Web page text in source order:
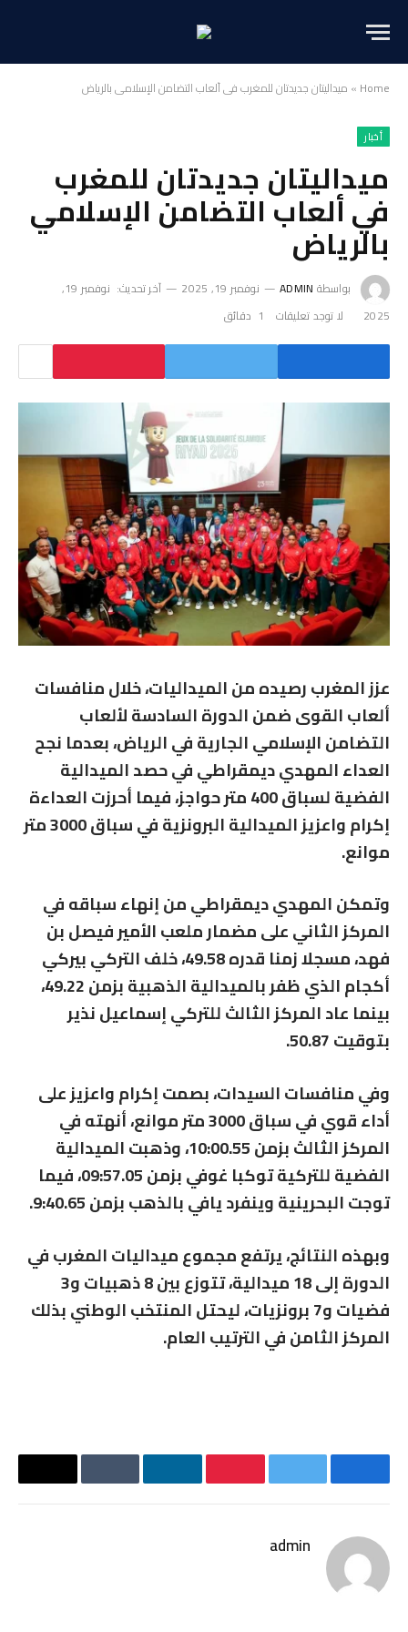
Home
» ميداليتان جديدتان للمغرب في ألعاب التضامن الإسلامي بالرياض
أخبار
ميداليتان جديدتان للمغرب
في ألعاب التضامن الإسلامي
بالرياض
بواسطة ADMIN نوفمبر 19, 2025 آخر تحديث:
نوفمبر 19,
2025
لا توجد تعليقات 1 دقائق
عزز المغرب رصيده من الميداليات، خلال منافسات
ألعاب القوى ضمن الدورة السادسة لألعاب
التضامن الإسلامي الجارية في الرياض، بعدما نجح
العداء المهدي ديمقراطي في حصد الميدالية
الفضية لسباق 400 متر حواجز، فيما أحرزت العداءة
إكرام واعزيز الميدالية البرونزية في سباق 3000 متر
موانع.
وتمكن المهدي ديمقراطي من إنهاء سباقه في
المركز الثاني على مضمار ملعب الأمير فيصل بن
فهد، مسجلا زمنا قدره 49.58، خلف التركي بيركي
أكجام الذي ظفر بالميدالية الذهبية بزمن 49.22،
بينما عاد المركز الثالث للتركي إسماعيل نذير
بتوقيت 50.87.
وفي منافسات السيدات، بصمت إكرام واعزيز على
أداء قوي في سباق 3000 متر موانع، أنهته في
المركز الثالث بزمن 10:00.55، وذهبت الميدالية
الفضية للتركية توكبا غوفي بزمن 09:57.05، فيما
توجت البحرينية وينفرد يافي بالذهب بزمن 9:40.65.
وبهذه النتائج، يرتفع مجموع ميداليات المغرب في
الدورة إلى 18 ميدالية، تتوزع بين 8 ذهبيات و3
فضيات و7 برونزيات، ليحتل المنتخب الوطني بذلك
المركز الثامن في الترتيب العام.
فيسبوك تويتر بينتيريستلينكدإن Tumblr البريد
admin